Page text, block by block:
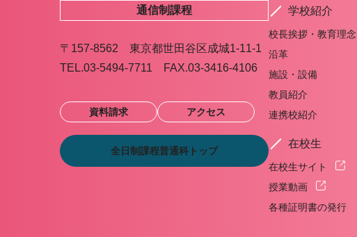
通信制課程
〒157-8562 東京都世田谷区成城1-11-1
TEL.03-5494-7711 FAX.03-3416-4106
資料請求 アクセス
全日制課程普通科トップ
学校紹介
校長挨拶・教育理念
沿革
施設・設備
教員紹介
連携校紹介
在校生
在校生サイト
授業動画
各種証明書の発行